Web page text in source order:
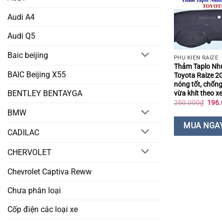
Audi A4
Audi Q5
Baic beijing
BAIC Beijing X55
BENTLEY BENTAYGA
BMW
CADILAC
CHERVOLET
Chevrolet Captiva Reww
Chưa phân loại
Cốp điện các loại xe
PHỤ KIỆN RAIZE
Thảm Taplo
Toyota Raize
nóng tốt,
vừa khít theo xe
250.000₫ Giá
là:
MUA